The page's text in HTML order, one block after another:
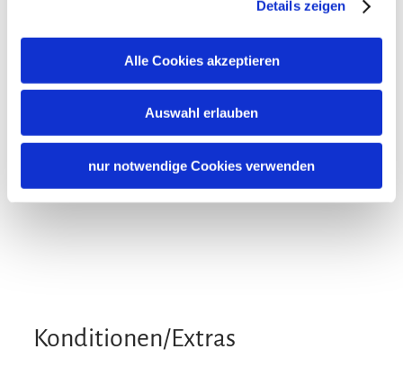
Details zeigen
Alle Cookies akzeptieren
Auswahl erlauben
nur notwendige Cookies verwenden
Zusatzleistungen
Konditionen/Extras